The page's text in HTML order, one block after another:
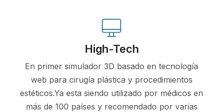
High-Tech
En primer simulador 3D basado en tecnología
web para cirugía plástica y procedimientos
estéticos.Ya esta siendo utilizado por médicos en
más de 100 países y recomendado por varias